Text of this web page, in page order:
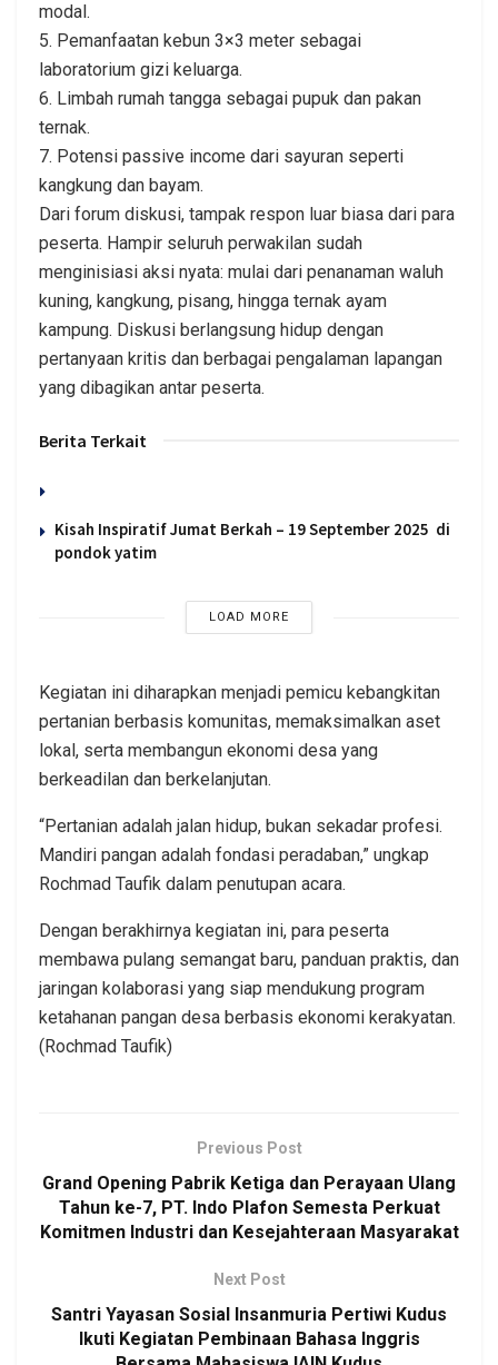
modal.
5. Pemanfaatan kebun 3×3 meter sebagai
laboratorium gizi keluarga.
6. Limbah rumah tangga sebagai pupuk dan pakan
ternak.
7. Potensi passive income dari sayuran seperti
kangkung dan bayam.
Dari forum diskusi, tampak respon luar biasa dari para
peserta. Hampir seluruh perwakilan sudah
menginisiasi aksi nyata: mulai dari penanaman waluh
kuning, kangkung, pisang, hingga ternak ayam
kampung. Diskusi berlangsung hidup dengan
pertanyaan kritis dan berbagai pengalaman lapangan
yang dibagikan antar peserta.
Berita Terkait
Kisah Inspiratif Jumat Berkah – 19 September 2025 di
pondok yatim
LOAD MORE
Kegiatan ini diharapkan menjadi pemicu kebangkitan
pertanian berbasis komunitas, memaksimalkan aset
lokal, serta membangun ekonomi desa yang
berkeadilan dan berkelanjutan.
“Pertanian adalah jalan hidup, bukan sekadar profesi.
Mandiri pangan adalah fondasi peradaban,” ungkap
Rochmad Taufik dalam penutupan acara.
Dengan berakhirnya kegiatan ini, para peserta
membawa pulang semangat baru, panduan praktis, dan
jaringan kolaborasi yang siap mendukung program
ketahanan pangan desa berbasis ekonomi kerakyatan.
(Rochmad Taufik)
Previous Post
Grand Opening Pabrik Ketiga dan Perayaan Ulang
Tahun ke-7, PT. Indo Plafon Semesta Perkuat
Komitmen Industri dan Kesejahteraan Masyarakat
Next Post
Santri Yayasan Sosial Insanmuria Pertiwi Kudus
Ikuti Kegiatan Pembinaan Bahasa Inggris